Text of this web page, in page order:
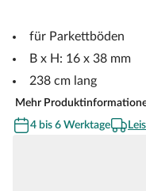
für Parkettböden
B x H: 16 x 38 mm
238 cm lang
Mehr
4 bis 6 Werktage